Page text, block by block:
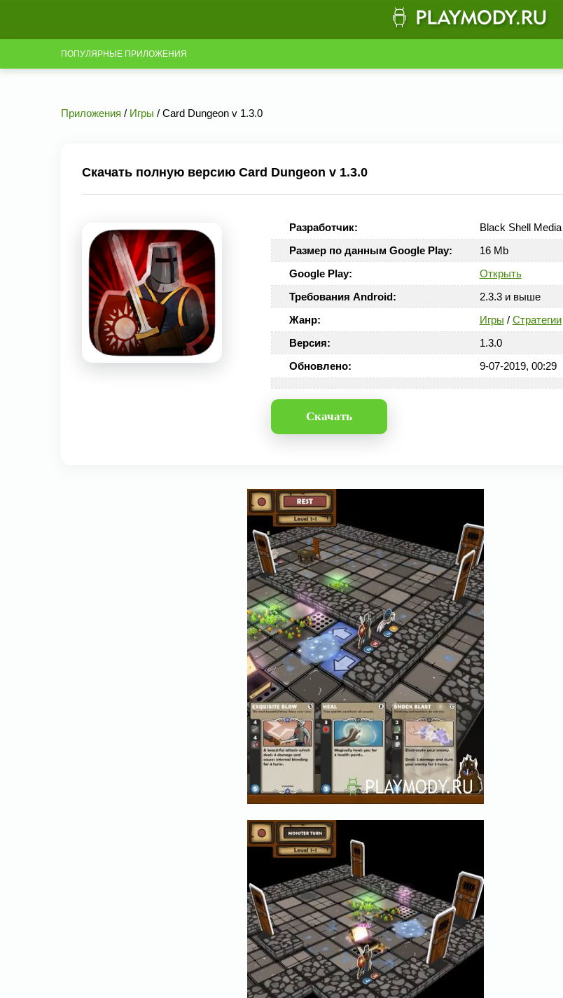
ПОПУЛЯРНЫЕ ПРИЛОЖЕНИЯ
Приложения / Игры / Card Dungeon v 1.3.0
Скачать полную версию Card Dungeon v 1.3.0
Разработчик:
Black Shell Media
Размер по данным Google Play:
16 Mb
Google Play:
Открыть
Требования Android:
2.3.3 и выше
Жанр:
Игры / Стратегии
Версия:
1.3.0
Обновлено:
9-07-2019, 00:29
Скачать